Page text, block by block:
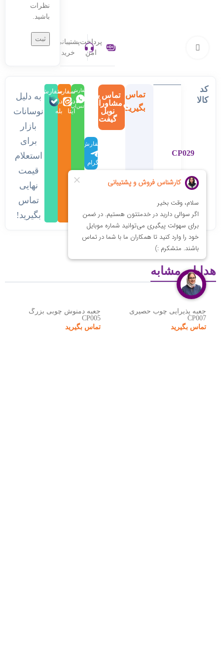
پرداخت
امن
پشتیبانی
خرید
نظرات
باشید.
کد
کالا
CP029
تماس
بگیرید
تماس با
مشاوران
نوبل
گیفت
سفارش
در
تلگرام
سفارش
در
واتس‌اپ
سفارش
در
ایتا
سفارش
در
بله
به دلیل
نوسانات
بازار
برای
استعلام
قیمت
نهایی
تماس
بگیرید!
هدایای مشابه
جعبه پذیرایی چوب حصیری
CP007
تماس بگیرید
جعبه دمنوش چوبی بزرگ
CP005
تماس بگیرید